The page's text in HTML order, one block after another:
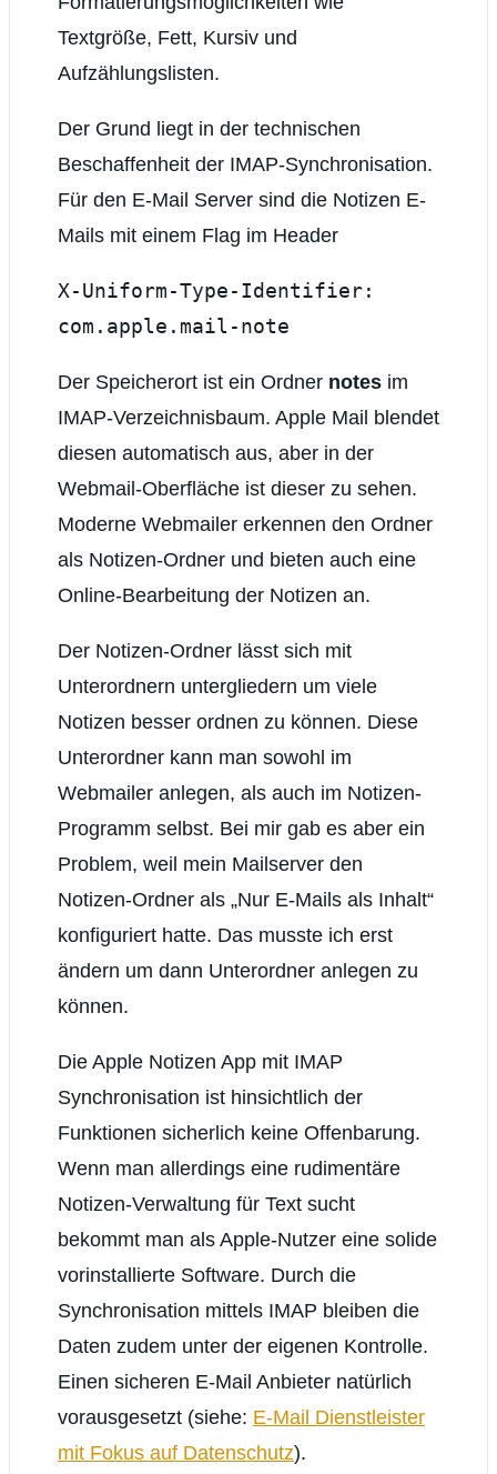
Textgröße, Fett, Kursiv und
Aufzählungslisten.
Der Grund liegt in der technischen
Beschaffenheit der IMAP-Synchronisation.
Für den E-Mail Server sind die Notizen E-
Mails mit einem Flag im Header
X-Uniform-Type-Identifier:
com.apple.mail-note
Der Speicherort ist ein Ordner notes im
IMAP-Verzeichnisbaum. Apple Mail blendet
diesen automatisch aus, aber in der
Webmail-Oberfläche ist dieser zu sehen.
Moderne Webmailer erkennen den Ordner
als Notizen-Ordner und bieten auch eine
Online-Bearbeitung der Notizen an.
Der Notizen-Ordner lässt sich mit
Unterordnern untergliedern um viele
Notizen besser ordnen zu können. Diese
Unterordner kann man sowohl im
Webmailer anlegen, als auch im Notizen-
Programm selbst. Bei mir gab es aber ein
Problem, weil mein Mailserver den
Notizen-Ordner als „Nur E-Mails als Inhalt“
konfiguriert hatte. Das musste ich erst
ändern um dann Unterordner anlegen zu
können.
Die Apple Notizen App mit IMAP
Synchronisation ist hinsichtlich der
Funktionen sicherlich keine Offenbarung.
Wenn man allerdings eine rudimentäre
Notizen-Verwaltung für Text sucht
bekommt man als Apple-Nutzer eine solide
vorinstallierte Software. Durch die
Synchronisation mittels IMAP bleiben die
Daten zudem unter der eigenen Kontrolle.
Einen sicheren E-Mail Anbieter natürlich
vorausgesetzt (siehe: E-Mail Dienstleister
mit Fokus auf Datenschutz).